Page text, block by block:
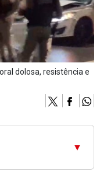
dolosa, resistência e
▼